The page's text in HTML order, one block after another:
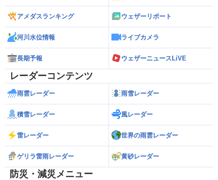
アメダスランキング ウェザーリポート
河川水位情報 ライブカメラ
長期予報 ウェザーニュースLiVE
レーダーコンテンツ
雨雲レーダー 雨雪レーダー
積雪レーダー 風レーダー
雷レーダー 世界の雨雲レーダー
ゲリラ雷雨レーダー 黄砂レーダー
防災・減災メニュー